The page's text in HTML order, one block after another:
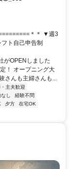
＊＊ ▼週3
ト自己申告制
OPENしました
！ オープニング大
さんも主婦さんも...
主夫歓迎
し
経験不問
夕方
在宅OK